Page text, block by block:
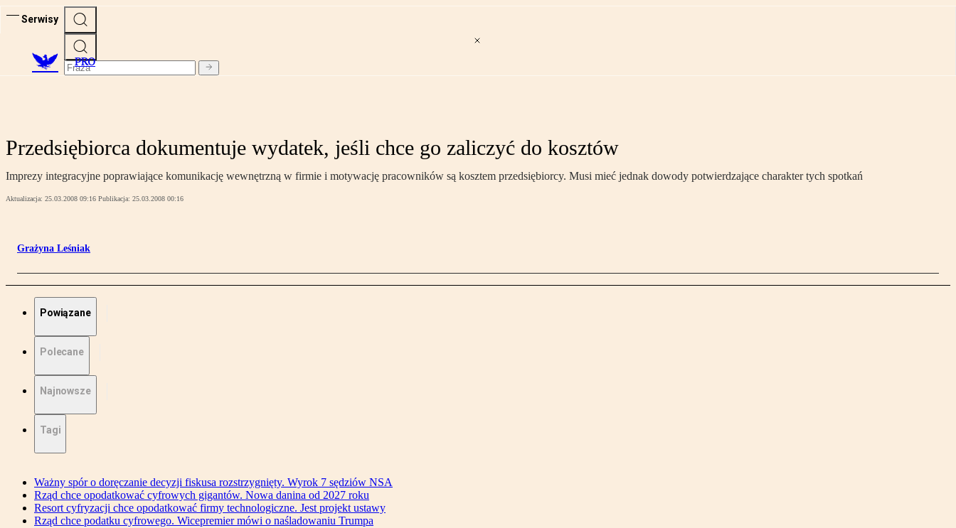
Serwisy
PRO
Przedsiębiorca dokumentuje wydatek, jeśli chce go zaliczyć do kosztów
Imprezy integracyjne poprawiające komunikację wewnętrzną w firmie i motywację pracowników są kosztem przedsiębiorcy. Musi mieć jednak dowody potwierdzające charakter tych spotkań
Aktualizacja: 25.03.2008 09:16 Publikacja: 25.03.2008 00:16
Grażyna Leśniak
Powiązane
Polecane
Najnowsze
Tagi
Ważny spór o doręczanie decyzji fiskusa rozstrzygnięty. Wyrok 7 sędziów NSA
Rząd chce opodatkować cyfrowych gigantów. Nowa danina od 2027 roku
Resort cyfryzacji chce opodatkować firmy technologiczne. Jest projekt ustawy
Rząd chce podatku cyfrowego. Wicepremier mówi o naśladowaniu Trumpa